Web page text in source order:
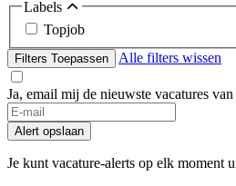
Labels
Topjob
Filters Toepassen Alle filters wissen
Ja, email mij de nieuwste vacatures
Alert opslaan
Je kunt vacature-alerts op elk moment